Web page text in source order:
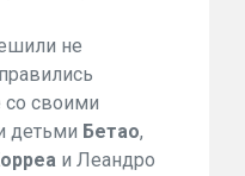
не
со своими
детьми Бетао,
и Леандро